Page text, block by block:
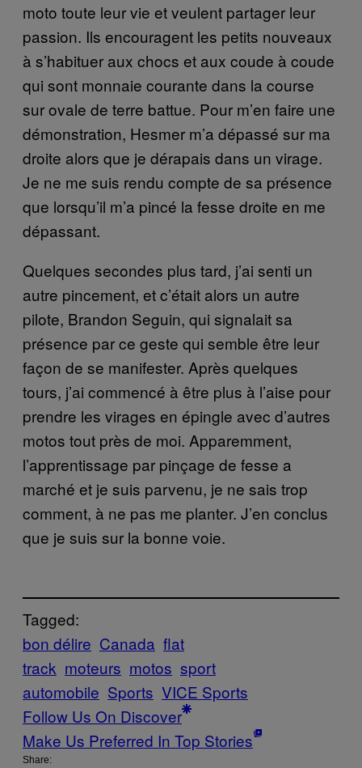
moto toute leur vie et veulent partager leur
passion. Ils encouragent les petits nouveaux
à s’habituer aux chocs et aux coude à coude
qui sont monnaie courante dans la course
sur ovale de terre battue. Pour m’en faire une
démonstration, Hesmer m’a dépassé sur ma
droite alors que je dérapais dans un virage.
Je ne me suis rendu compte de sa présence
que lorsqu’il m’a pincé la fesse droite en me
dépassant.
Quelques secondes plus tard, j’ai senti un
autre pincement, et c’était alors un autre
pilote, Brandon Seguin, qui signalait sa
présence par ce geste qui semble être leur
façon de se manifester. Après quelques
tours, j’ai commencé à être plus à l’aise pour
prendre les virages en épingle avec d’autres
motos tout près de moi. Apparemment,
l’apprentissage par pinçage de fesse a
marché et je suis parvenu, je ne sais trop
comment, à ne pas me planter. J’en conclus
que je suis sur la bonne voie.
Tagged:
bon délire Canada flat
track moteurs motos sport
automobile Sports VICE Sports
Follow Us On Discover
Make Us Preferred In Top Stories
Share: